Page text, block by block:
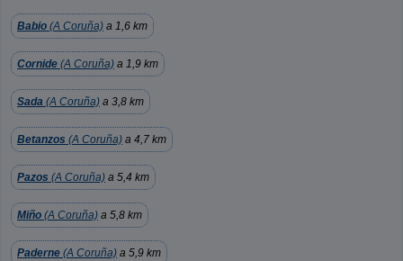
Babio (A Coruña) a 1,6 km
Cornide (A Coruña) a 1,9 km
Sada (A Coruña) a 3,8 km
Betanzos (A Coruña) a 4,7 km
Pazos (A Coruña) a 5,4 km
Miño (A Coruña) a 5,8 km
Paderne (A Coruña) a 5,9 km